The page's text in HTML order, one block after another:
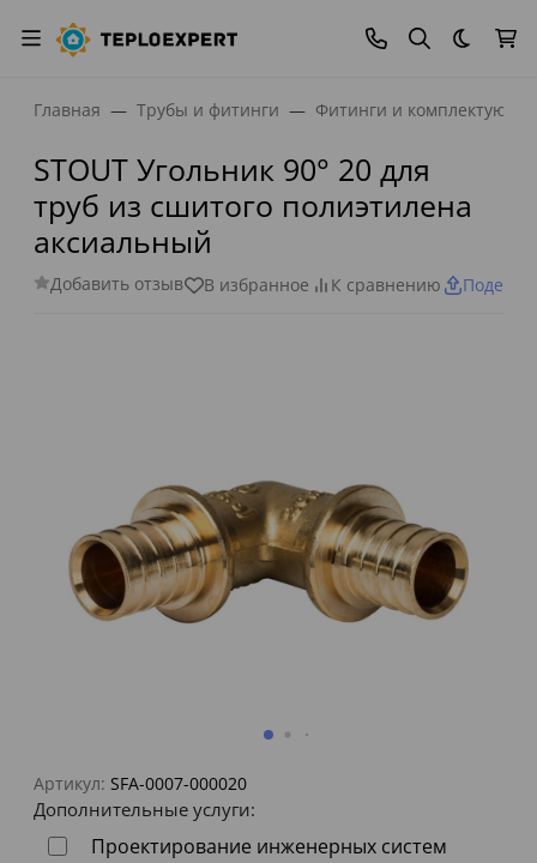
Темная
Главная Трубы и фитинги Фитинги и
STOUT Угольник 90° 20 для
труб из сшитого полиэтилена
аксиальный
Добавить отзыв В избранное К сравнению
Артикул: SFA-0007-000020
Дополнительные услуги:
Проектирование инженерных систем